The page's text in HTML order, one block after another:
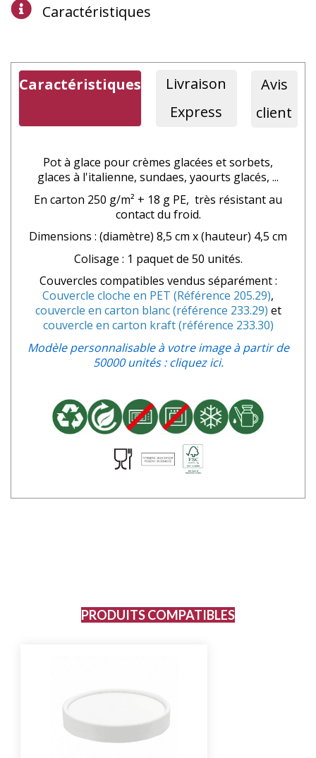
Caractéristiques
Caractéristiques
Livraison
Express
Avis
client
Pot à glace pour crèmes glacées et sorbets,
glaces à l'italienne, sundaes, yaourts glacés, ...
En carton 250 g/m² + 18 g PE, très résistant au
contact du froid.
Dimensions : (diamètre) 8,5 cm x (hauteur) 4,5 cm
Colisage : 1 paquet de 50 unités.
Couvercles compatibles vendus séparément :
Couvercle cloche en PET (Référence 205.29),
couvercle en carton blanc (référence 233.29) et
couvercle en carton kraft (référence 233.30)
Modèle personnalisable à votre image à partir de
50000 unités : cliquez ici.
PRODUITS COMPATIBLES